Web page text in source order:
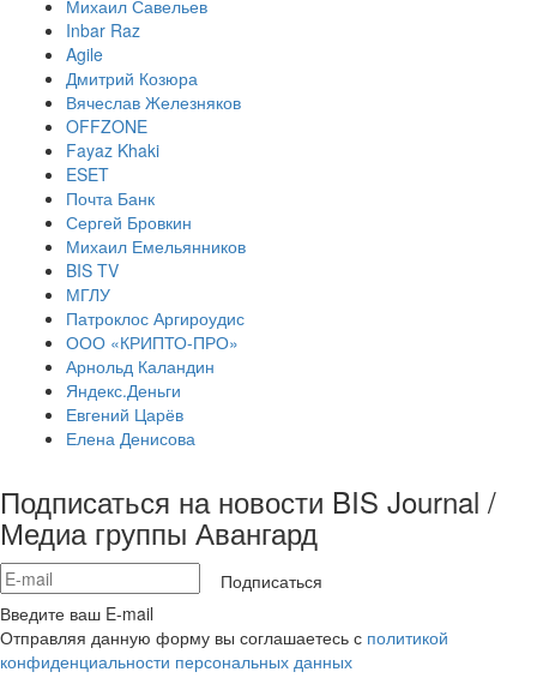
Михаил Савельев
Inbar Raz
Agile
Дмитрий Козюра
Вячеслав Железняков
OFFZONE
Fayaz Khaki
ESET
Почта Банк
Сергей Бровкин
Михаил Емельянников
BIS TV
МГЛУ
Патроклос Аргироудис
ООО «КРИПТО-ПРО»
Арнольд Каландин
Яндекс.Деньги
Евгений Царёв
Елена Денисова
Подписаться на новости BIS Journal /
Медиа группы Авангард
Подписаться
Введите ваш E-mail
Отправляя данную форму вы соглашаетесь с политикой
конфиденциальности персональных данных